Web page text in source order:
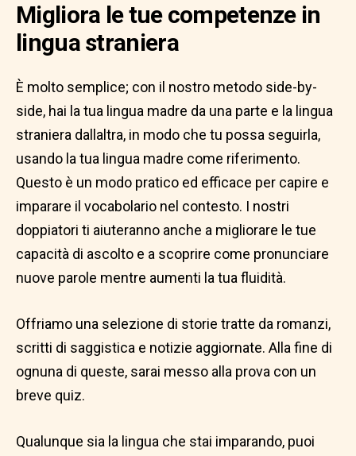
Migliora le tue competenze in
lingua straniera
È molto semplice; con il nostro metodo side-by-
side, hai la tua lingua madre da una parte e la lingua
straniera dallaltra, in modo che tu possa seguirla,
usando la tua lingua madre come riferimento.
Questo è un modo pratico ed efficace per capire e
imparare il vocabolario nel contesto. I nostri
doppiatori ti aiuteranno anche a migliorare le tue
capacità di ascolto e a scoprire come pronunciare
nuove parole mentre aumenti la tua fluidità.
Offriamo una selezione di storie tratte da romanzi,
scritti di saggistica e notizie aggiornate. Alla fine di
ognuna di queste, sarai messo alla prova con un
breve quiz.
Qualunque sia la lingua che stai imparando, puoi